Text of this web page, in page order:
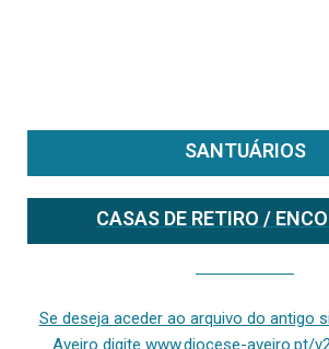
SANTUÁRIOS
CASAS DE RETIRO /
Se deseja aceder ao arquivo do antigo
Aveiro digite www.diocese-aveiro.pt/